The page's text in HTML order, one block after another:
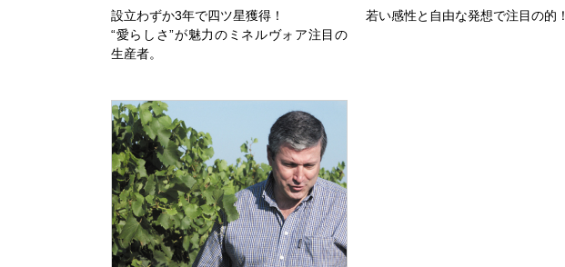
設立わずか3年で四ツ星獲得！
“愛らしさ”が魅力のミネルヴォア注目の
生産者。
若い感性と自由な発想で注目の的！